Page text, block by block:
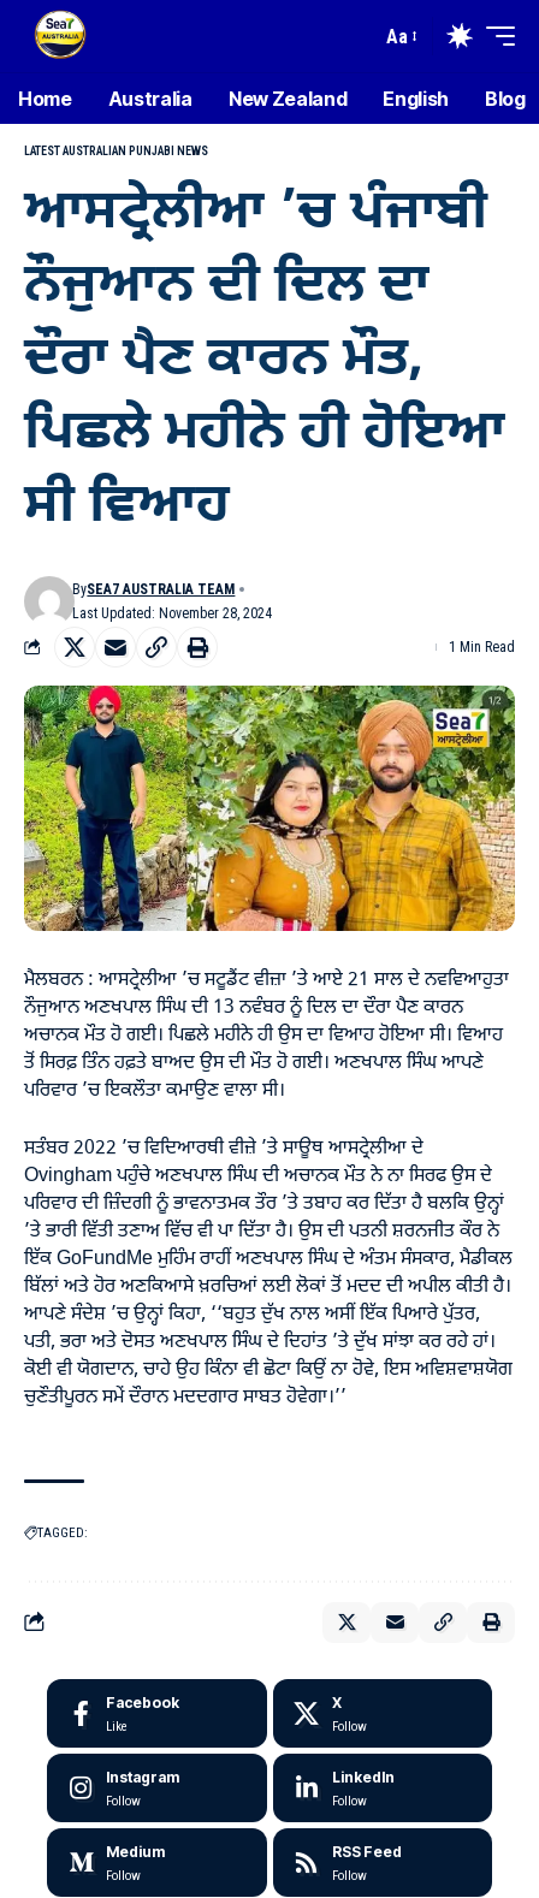
Aa
Home Australia New Zealand English Blog
LATEST AUSTRALIAN PUNJABI NEWS
ਆਸਟ੍ਰੇਲੀਆ ’ਚ ਪੰਜਾਬੀ
ਨੌਜੁਆਨ ਦੀ ਦਿਲ ਦਾ
ਦੌਰਾ ਪੈਣ ਕਾਰਨ ਮੌਤ,
ਪਿਛਲੇ ਮਹੀਨੇ ਹੀ ਹੋਇਆ
ਸੀ ਵਿਆਹ
Last Updated: November 28, 2024
BySEA7 AUSTRALIA TEAM
1 Min Read
ਮੈਲਬਰਨ : ਆਸਟ੍ਰੇਲੀਆ ’ਚ ਸਟੂਡੈਂਟ ਵੀਜ਼ਾ ’ਤੇ ਆਏ 21 ਸਾਲ ਦੇ ਨਵਵਿਆਹੁਤਾ
ਨੌਜੁਆਨ ਅਣਖਪਾਲ ਸਿੰਘ ਦੀ 13 ਨਵੰਬਰ ਨੂੰ ਦਿਲ ਦਾ ਦੌਰਾ ਪੈਣ ਕਾਰਨ
ਅਚਾਨਕ ਮੌਤ ਹੋ ਗਈ। ਪਿਛਲੇ ਮਹੀਨੇ ਹੀ ਉਸ ਦਾ ਵਿਆਹ ਹੋਇਆ ਸੀ। ਵਿਆਹ
ਤੋਂ ਸਿਰਫ਼ ਤਿੰਨ ਹਫ਼ਤੇ ਬਾਅਦ ਉਸ ਦੀ ਮੌਤ ਹੋ ਗਈ। ਅਣਖਪਾਲ ਸਿੰਘ ਆਪਣੇ
ਪਰਿਵਾਰ ’ਚ ਇਕਲੌਤਾ ਕਮਾਉਣ ਵਾਲਾ ਸੀ।
ਸਤੰਬਰ 2022 ’ਚ ਵਿਦਿਆਰਥੀ ਵੀਜ਼ੇ ’ਤੇ ਸਾਊਥ ਆਸਟ੍ਰੇਲੀਆ ਦੇ
Ovingham ਪਹੁੰਚੇ ਅਣਖਪਾਲ ਸਿੰਘ ਦੀ ਅਚਾਨਕ ਮੌਤ ਨੇ ਨਾ ਸਿਰਫ ਉਸ ਦੇ
ਪਰਿਵਾਰ ਦੀ ਜ਼ਿੰਦਗੀ ਨੂੰ ਭਾਵਨਾਤਮਕ ਤੌਰ ’ਤੇ ਤਬਾਹ ਕਰ ਦਿੱਤਾ ਹੈ ਬਲਕਿ ਉਨ੍ਹਾਂ
’ਤੇ ਭਾਰੀ ਵਿੱਤੀ ਤਣਾਅ ਵਿੱਚ ਵੀ ਪਾ ਦਿੱਤਾ ਹੈ। ਉਸ ਦੀ ਪਤਨੀ ਸ਼ਰਨਜੀਤ ਕੌਰ ਨੇ
ਇੱਕ GoFundMeਮੁਹਿੰਮ ਰਾਹੀਂ ਅਣਖਪਾਲ ਸਿੰਘ ਦੇ ਅੰਤਮ ਸੰਸਕਾਰ, ਮੈਡੀਕਲ
ਬਿੱਲਾਂ ਅਤੇ ਹੋਰ ਅਣਕਿਆਸੇ ਖ਼ਰਚਿਆਂ ਲਈ ਲੋਕਾਂ ਤੋਂ ਮਦਦ ਦੀ ਅਪੀਲ ਕੀਤੀ ਹੈ।
ਆਪਣੇ ਸੰਦੇਸ਼ ’ਚ ਉਨ੍ਹਾਂ ਕਿਹਾ, ‘‘ਬਹੁਤ ਦੁੱਖ ਨਾਲ ਅਸੀਂ ਇੱਕ ਪਿਆਰੇ ਪੁੱਤਰ,
ਪਤੀ, ਭਰਾ ਅਤੇ ਦੋਸਤ ਅਣਖਪਾਲ ਸਿੰਘ ਦੇ ਦਿਹਾਂਤ ’ਤੇ ਦੁੱਖ ਸਾਂਝਾ ਕਰ ਰਹੇ ਹਾਂ।
ਕੋਈ ਵੀ ਯੋਗਦਾਨ, ਚਾਹੇ ਉਹ ਕਿੰਨਾ ਵੀ ਛੋਟਾ ਕਿਉਂ ਨਾ ਹੋਵੇ, ਇਸ ਅਵਿਸ਼ਵਾਸ਼ਯੋਗ
ਚੁਣੌਤੀਪੂਰਨ ਸਮੇਂ ਦੌਰਾਨ ਮਦਦਗਾਰ ਸਾਬਤ ਹੋਵੇਗਾ।’’
TAGGED:
Facebook
Like
X
Follow
Instagram
Follow
LinkedIn
Follow
Medium
Follow
RSS Feed
Follow